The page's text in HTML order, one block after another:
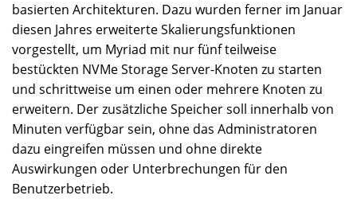
basierten Architekturen. Dazu wurden ferner im Januar
diesen Jahres erweiterte Skalierungsfunktionen
vorgestellt, um Myriad mit nur fünf teilweise
bestückten NVMe Storage Server-Knoten zu starten
und schrittweise um einen oder mehrere Knoten zu
erweitern. Der zusätzliche Speicher soll innerhalb von
Minuten verfügbar sein, ohne das Administratoren
dazu eingreifen müssen und ohne direkte
Auswirkungen oder Unterbrechungen für den
Benutzerbetrieb.